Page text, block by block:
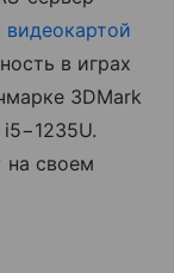
видеокартой
в играх
3DMark
своем